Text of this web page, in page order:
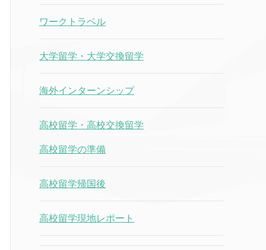
ワークトラベル
大学留学・大学交換留学
海外インターンシップ
高校留学・高校交換留学
高校留学の準備
高校留学帰国後
高校留学現地レポート